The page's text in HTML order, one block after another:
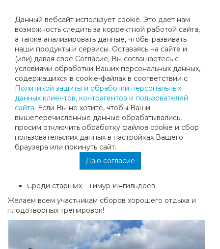
Данный вебсайт использует cookie. Это дает нам
возможность следить за корректной работой сайта,
а также анализировать данные, чтобы развивать
наши продукты и сервисы. Оставаясь на сайте и
(или) давая свое Согласие, Вы соглашаетесь с
условиями обработки Ваших персональных данных,
содержащихся в cookie-файлах в соответствии с
Политикой защиты и обработки персональных
данных клиентов, контрагентов и пользователей
сайта. Если Вы не хотите, чтобы Ваши
вышеперечисленные данные обрабатывались,
просим отключить обработку файлов cookie и сбор
пользовательских данных в настройках Вашего
браузера или покинуть сайт.
Даю согласие
«МЕГАСПОРТ-ТЕННИС» В ТУРЦИИ!
Наши сборы в Турции начались. В них принимают
участие 30 учеников. Комфортная погода позволила нам
уже в первый день провести тренировки дважды, утром
и вечером.
Помимо тренировок были проведены занятия ОФП и
спортивные викторины,на которых разыграли первые
медали.
Победителями викторин стали:
Среди старших - Тимур Ингильдеев
Желаем всем участникам сборов хорошего отдыха и
плодотворных тренировок!